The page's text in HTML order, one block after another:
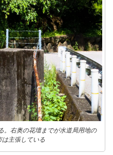
。右奥の花壇までが水道局用地の
主張している